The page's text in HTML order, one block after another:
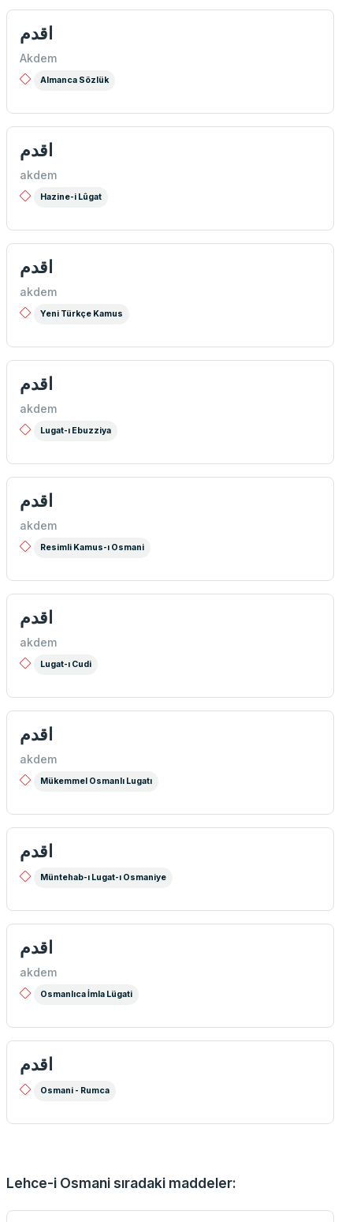
اقدم
Akdem
Almanca Sözlük
اقدم
akdem
Hazine-i Lûgat
اقدم
akdem
Yeni Türkçe Kamus
اقدم
akdem
Lugat-ı Ebuzziya
اقدم
akdem
Resimli Kamus-ı Osmani
اقدم
akdem
Lugat-ı Cudi
اقدم
akdem
Mükemmel Osmanlı Lugatı
اقدم
Müntehab-ı Lugat-ı Osmaniye
اقدم
akdem
Osmanlıca İmla Lügati
اقدم
Osmani - Rumca
Lehce-i Osmani sıradaki maddeler: